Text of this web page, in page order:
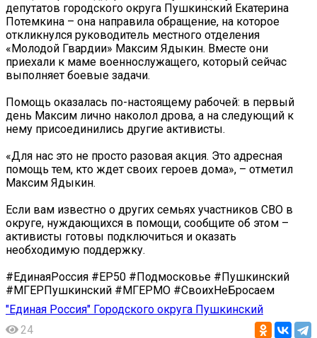
депутатов городского округа Пушкинский Екатерина
Потемкина – она направила обращение, на которое
откликнулся руководитель местного отделения
«Молодой Гвардии» Максим Ядыкин. Вместе они
приехали к маме военнослужащего, который сейчас
выполняет боевые задачи.
Помощь оказалась по-настоящему рабочей: в первый
день Максим лично наколол дрова, а на следующий к
нему присоединились другие активисты.
«Для нас это не просто разовая акция. Это адресная
помощь тем, кто ждет своих героев дома», – отметил
Максим Ядыкин.
Если вам известно о других семьях участников СВО в
округе, нуждающихся в помощи, сообщите об этом –
активисты готовы подключиться и оказать
необходимую поддержку.
#ЕдинаяРоссия #ЕР50 #Подмосковье #Пушкинский
#МГЕРПушкинский #МГЕРМО #СвоихНеБросаем
"Единая Россия" Городского округа Пушкинский
24